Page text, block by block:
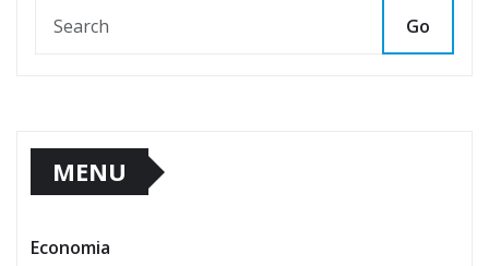
Go
MENU
Economia